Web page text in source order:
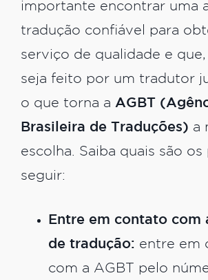
importante encontrar uma
tradução confiável para
serviço de qualidade e
seja feito por um tradutor
o que torna a AGBT
Brasileira de Traduções) a
escolha. Saiba quais são os
seguir:
Entre em contato com
de tradução: entre em
com a AGBT pelo